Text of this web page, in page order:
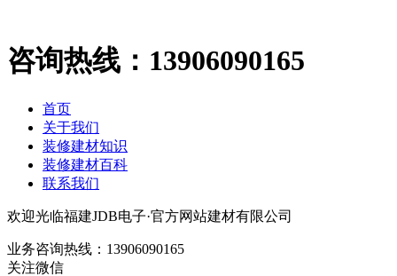
咨询热线： 13906090165
首页
关于我们
装修建材知识
装修建材百科
联系我们
欢迎光临福建JDB电子·官方网站建材有限公司
业务咨询热线： 13906090165
关注微信